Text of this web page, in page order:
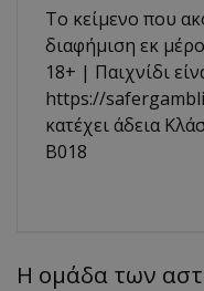
Το κείμενο που
διαφήμιση εκ
18+ | Παιχνίδι
https://
κατέχει άδεια
B018
Η ομάδα των